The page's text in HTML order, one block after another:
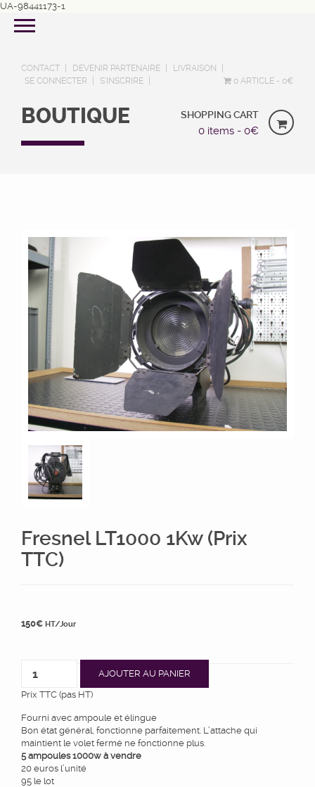
UA-98441173-1
CONTACT DEVENIR PARTENAIRE
LIVRAISON
SE CONNECTER
S’INSCRIRE 0 ARTICLE 0€
BOUTIQUE SHOPPING CART
0 items - 0€
Fresnel LT1000 1Kw (Prix
TTC)
150€ HT/Jour
AJOUTER AU PANIER
Prix TTC (pas HT)
Fourni avec ampoule et élingue
Bon état général, fonctionne parfaitement. L’attache qui
maintient le volet fermé ne fonctionne plus.
5 ampoules 1000w à vendre
20 euros l’unité
95 le lot